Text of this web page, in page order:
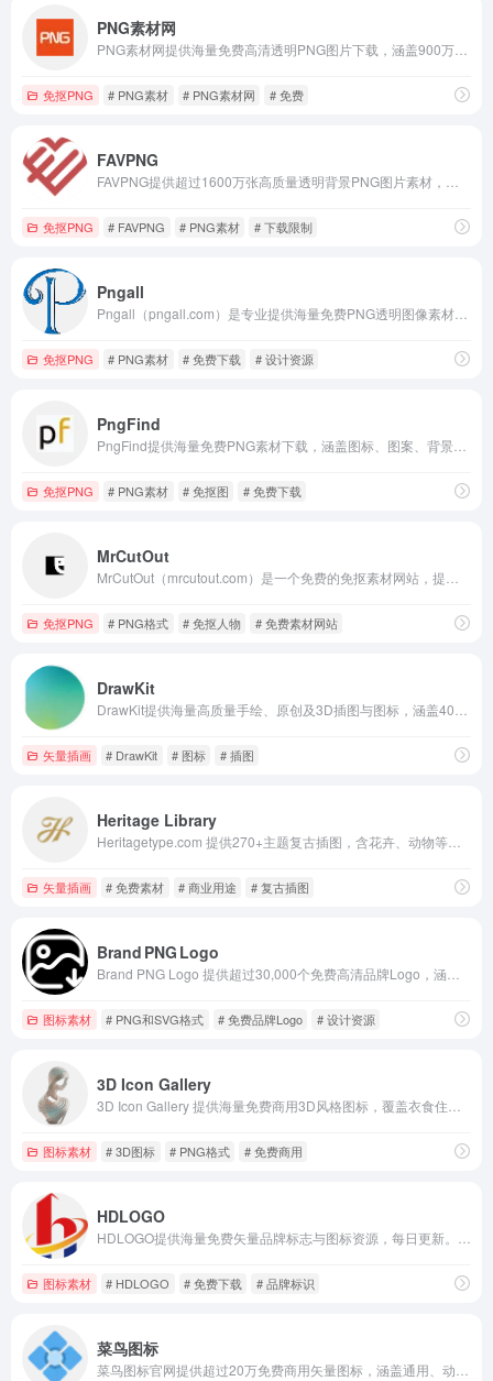
PNG素材网
免抠PNG # PNG素材 # PNG素材网 # 免费
FAVPNG
免抠PNG # FAVPNG # PNG素材 # 下载限制
Pngall
免抠PNG # PNG素材 # 免费下载 # 设计资源
PngFind
免抠PNG # PNG素材 # 免抠图 # 免费下载
MrCutOut
免抠PNG # PNG格式 # 免抠人物 # 免费素材网站
DrawKit
矢量插画 # DrawKit # 图标 # 插图
Heritage Library
矢量插画 # 免费素材 # 商业用途 # 复古插图
Brand PNG Logo
图标素材 # PNG和SVG格式 # 免费品牌Logo # 设计资源
3D Icon Gallery
图标素材 # 3D图标 # PNG格式 # 免费商用
HDLOGO
图标素材 # HDLOGO # 免费下载 # 品牌标识
菜鸟图标